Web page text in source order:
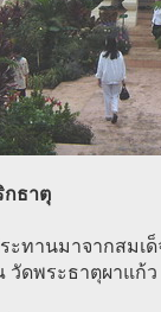
กธาตุ
ะทานมาจากสม
วัดพระธาตุผาแก้